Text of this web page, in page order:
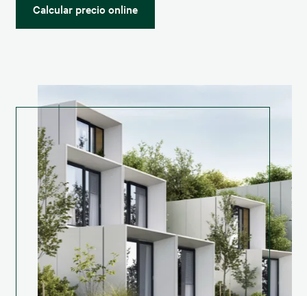
Calcular precio online